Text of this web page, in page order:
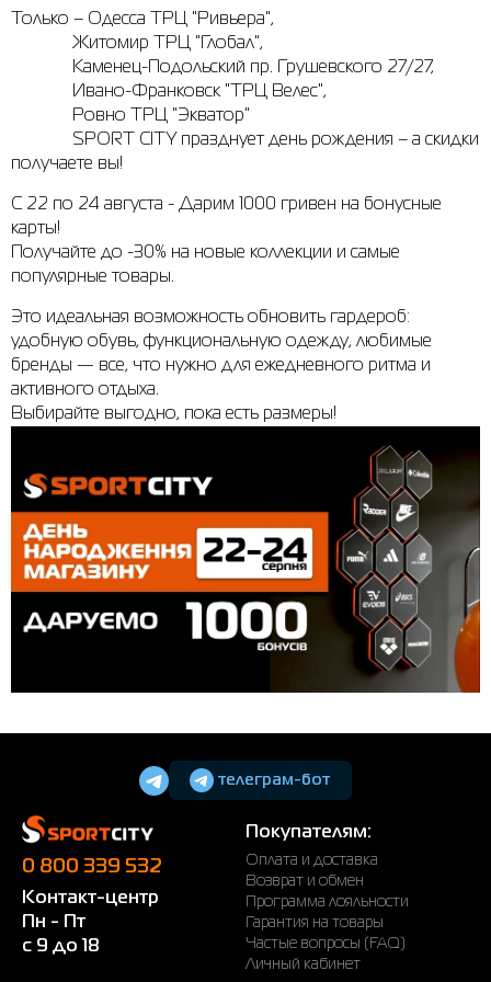
Рубашки
Термобелье
Толстовки
Футболки
Шорты
Юбки
Фитнес и йога
Skechers
The North Face
Under Armour
WHS
Полуботинки
Сандалии
Брэнды
adidas
Larum
Nike
Radder
Только – Одесса ТРЦ "Ривьера",
Житомир ТРЦ "Глобал",
Каменец-Подольский пр. Грушевского 27/27,
Ивано-Франковск "ТРЦ Велес",
Ровно ТРЦ "Экватор"
SPORT CITY празднует день рождения – а скидки
получаете вы!
С 22 по 24 августа - Дарим 1000 гривен на бонусные
карты!
Получайте до -30% на новые коллекции и самые
популярные товары.
Это идеальная возможность обновить гардероб:
удобную обувь, функциональную одежду, любимые
бренды — все, что нужно для ежедневного ритма и
активного отдыха.
Выбирайте выгодно, пока есть размеры!
телеграм-бот
0 800 339 532
Контакт-центр
Пн - Пт
с 9 до 18
Покупателям:
Оплата и доставка
Возврат и обмен
Программа лояльности
Гарантия на товары
Частые вопросы (FAQ)
Личный кабинет